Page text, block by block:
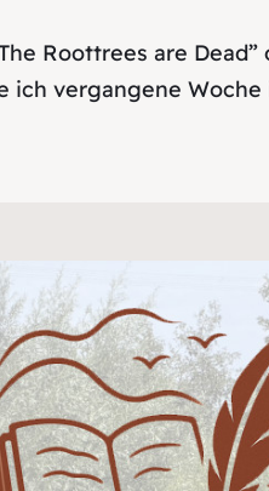
Roottrees are Dead”
ich vergangene Woche